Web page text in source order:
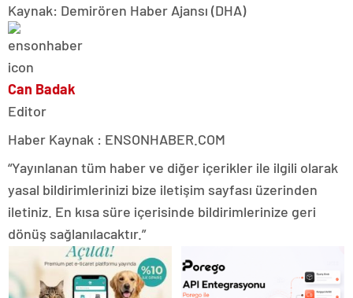
Kaynak: Demirören Haber Ajansı (DHA)
Can Badak
Editor
Haber Kaynak : ENSONHABER.COM
“Yayınlanan tüm haber ve diğer içerikler ile ilgili olarak
yasal bildirimlerinizi bize iletişim sayfası üzerinden
iletiniz. En kısa süre içerisinde bildirimlerinize geri
dönüş sağlanılacaktır.”